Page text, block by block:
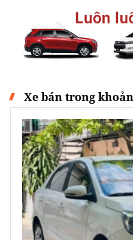
Xe bán trong